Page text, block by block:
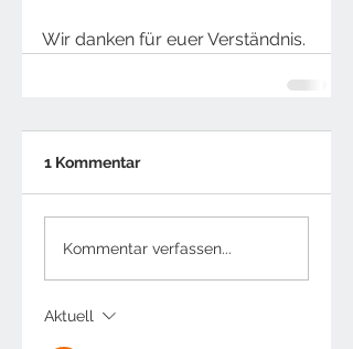
Wir danken für euer Verständnis.
1 Kommentar
Kommentar verfassen...
Aktuell